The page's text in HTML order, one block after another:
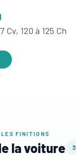
Cv, 120 à 125 Ch
FINITIONS
la voiture 3